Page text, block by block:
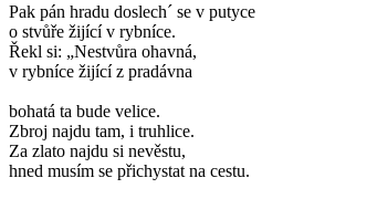
Pak pán hradu doslech´ se v putyce
o stvůře žijící v rybníce.
Řekl si: „Nestvůra ohavná,
v rybníce žijící z pradávna
bohatá ta bude velice.
Zbroj najdu tam, i truhlice.
Za zlato najdu si nevěstu,
hned musím se přichystat na cestu.